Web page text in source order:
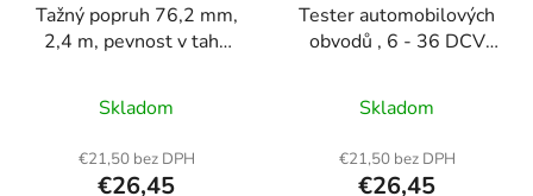
Tažný popruh 76,2 mm,
2,4 m, pevnost v tahu
zesílené smyčky,
ochrana proti přetržení,
prodlužovací popruh
navijáku, odtahování a
Skladom
€21,50 bez DPH
€26,45
Tester automobilových
obvodů , 6 - 36 DCV
osvětlením,
automobilová napájecí
sonda s kabelem 4 m,
detektor vodičů s ABS
Skladom
€21,50 bez DPH
€26,45